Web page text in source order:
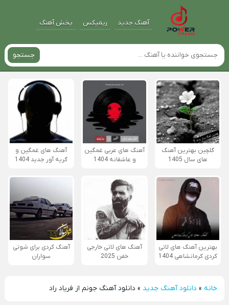
آهنگ جدید ریمیکس پخش آهنگ
جستجو
گلچین بهترین آهنگ
های سال 1405
آهنگ های عربی غمگین
و عاشقانه 1404
آهنگ های غمگین و
گریه آور جدید 1404
بهترین آهنگ های لاتی
کردی کرمانشاهی 1404
آهنگ های لاتی خارجی
خفن 2025
آهنگ کردی برای شوتی
سواران
خانه» دانلود آهنگ جدید » دانلود آهنگ جونم از فریاد راد